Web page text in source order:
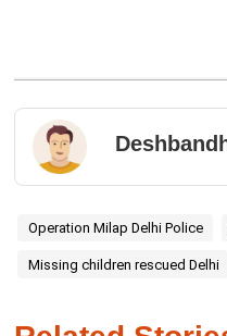
Operation Milap Delhi Police
Missing children rescued Delhi